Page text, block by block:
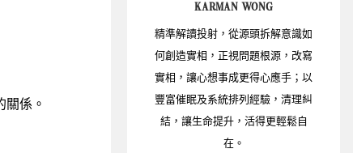
係。
KARMAN WONG
精準解讀投射，從源頭拆解意識如
何創造實相，正視問題根源，改寫
實相，讓心想事成更得心應手；以
豐富催眠及系統排列經驗，清理糾
結，讓生命提升，活得更輕鬆自
在。